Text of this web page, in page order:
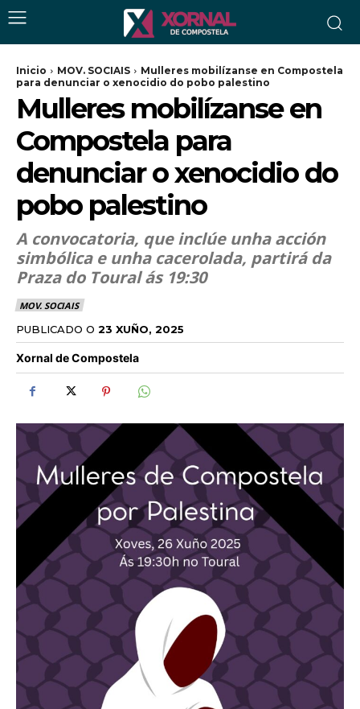
Inicio MOV. SOCIAIS
Mulleres mobilízanse en Compostela
para denunciar o xenocidio do pobo palestino
Mulleres mobilízanse en
Compostela para
denunciar o xenocidio do
pobo palestino
A convocatoria, que inclúe unha acción
simbólica e unha cacerolada, partirá da
Praza do Toural ás 19:30
MOV. SOCIAIS
PUBLICADO O 23 XUÑO, 2025
Xornal de Compostela